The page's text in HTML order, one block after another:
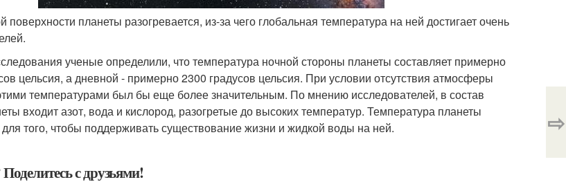
поверхности планеты разогревается, из-за чего глобальная температура на ней достигает очень
ученые определили, что температура ночной стороны планеты составляет примерно
цельсия, а дневной - примерно 2300 градусов цельсия. При условии отсутствия атмосферы
температурами был бы еще более значительным. По мнению исследователей, в состав
входит азот, вода и кислород, разогретые до высоких температур. Температура планеты
того, чтобы поддерживать существование жизни и жидкой воды на ней.
с друзьями!
⇨